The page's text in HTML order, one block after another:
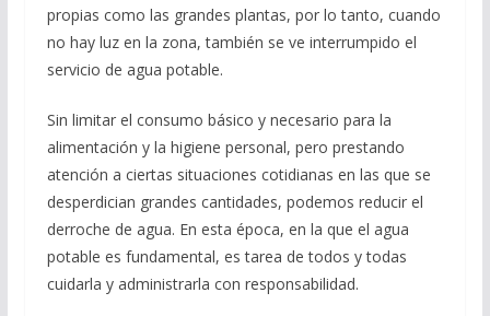
propias como las grandes plantas, por lo tanto, cuando
no hay luz en la zona, también se ve interrumpido el
servicio de agua potable.
Sin limitar el consumo básico y necesario para la
alimentación y la higiene personal, pero prestando
atención a ciertas situaciones cotidianas en las que se
desperdician grandes cantidades, podemos reducir el
derroche de agua. En esta época, en la que el agua
potable es fundamental, es tarea de todos y todas
cuidarla y administrarla con responsabilidad.